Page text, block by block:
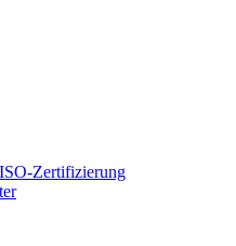
Zertifizierung